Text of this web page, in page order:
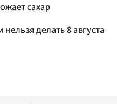
сахар
делать 8 августа